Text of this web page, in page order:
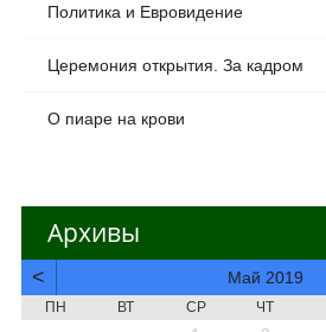
Политика и Евровидение
Церемония открытия. За кадром
О пиаре на крови
Архивы
< Май 2019
ПН ВТ СР ЧТ